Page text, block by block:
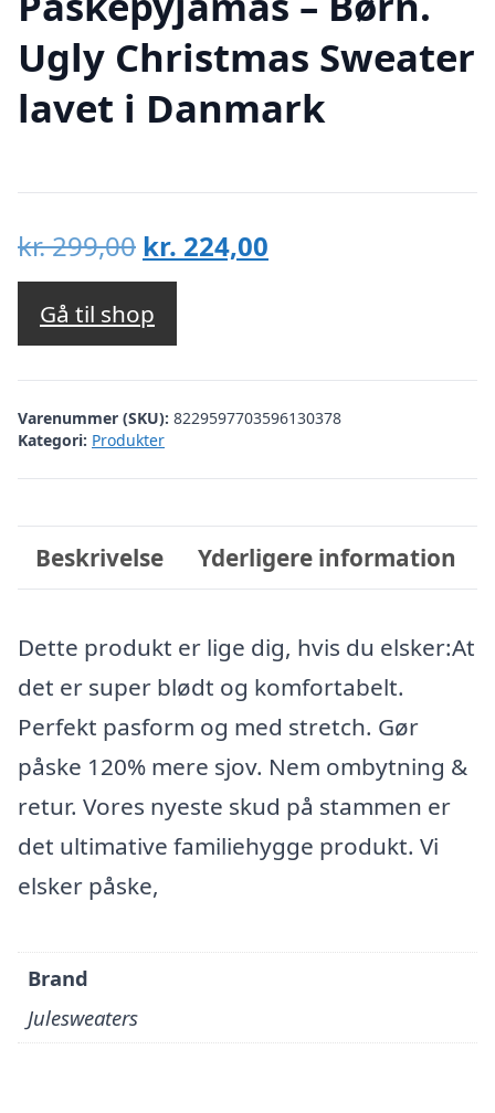
Ugly Christmas Sweater
lavet i Danmark
kr.299,00 Den
oprindelige
pris
var:
kr. 299,00.
kr. 224,00
kr. 224,00.
Gå til shop
Varenummer (SKU): 8229597703596130378
Kategori: Produkter
Beskrivelse Yderligere information
Dette produkt er lige dig, hvis du elsker:At
det er super blødt og komfortabelt.
Perfekt pasform og med stretch. Gør
påske 120% mere sjov. Nem ombytning &
retur. Vores nyeste skud på stammen er
det ultimative familiehygge produkt. Vi
elsker påske,
Brand
Julesweaters